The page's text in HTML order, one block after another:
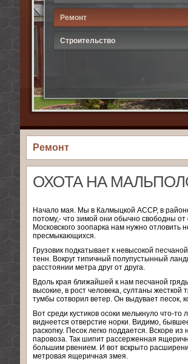
Ремонт
Строительство
Ремонт
ОХОТА НА
Начало мая. Мы в Калмыцкой АССР, в
потому,- что зимой они обычно свободны
Московского зоопарка нам нужно отловить
пресмыкающихся.
Грузовик подкатывает к невысокой
тенн. Вокруг типичный полупустынный
расстоянии метра друг от друга.
Вдоль края ближайшей к нам песчаной
высокие, в рост человека, султаны жесткой
тумбы сотворил ветер. Он выдувает песок,
Вот среди кустиков осоки мелькнуло что-
виднеется отверстие норки. Видимо,
раскопку. Песок легко поддается. Вскоре
паровоза. Так шипит рассерженная
большим рвением. И вот вскрыто
метровая ящеричная змея.